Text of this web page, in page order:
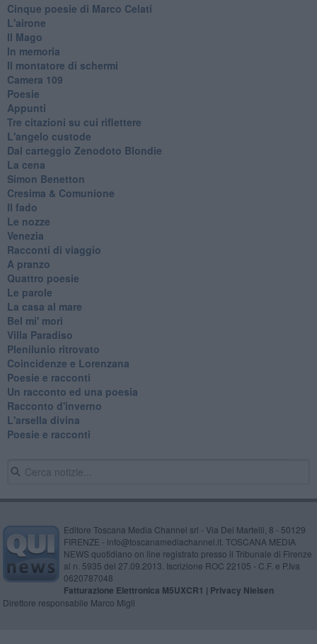
Cinque poesie di Marco Celati
L'airone
Il Mago
In memoria
Il montatore di schermi
Camera 109
Poesie
Appunti
Tre citazioni su cui riflettere
L'angelo custode
Dal carteggio Zenodoto Blondie
La cena
Simon Benetton
Cresima & Comunione
Il fado
Le nozze
Venezia
Racconti di viaggio
A pranzo
Quattro poesie
Le parole
La casa al mare
Bel mi' morì
Villa Paradiso
Plenilunio ritrovato
Coincidenze e Lorenzana
Poesie e racconti
Un racconto ed una poesia
Racconto d'inverno
​L'arsella divina
Poesie e racconti
Editore Toscana Media Channel srl - Via Dei Martelli, 8 - 50129
FIRENZE - info@toscanamediachannel.it. TOSCANA MEDIA
NEWS quotidiano on line registrato presso il Tribunale di Firenze
al n. 5935 del 27.09.2013. Iscrizione ROC 22105 - C.F. e P.Iva
0620787048
Fatturazione Elettronica M5UXCR1 | Privacy Nielsen
Direttore responsabile Marco Migli